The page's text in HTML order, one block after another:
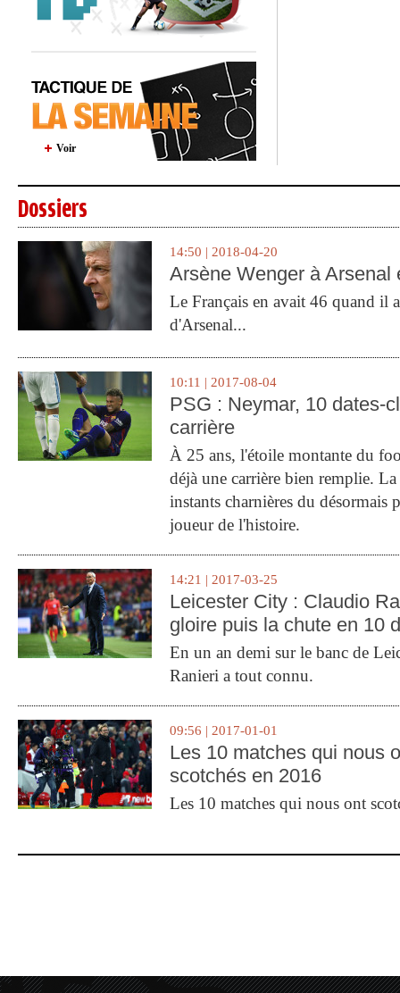
Voir
Dossiers
14:50 | 2018-04-20
Arsène Wenger à Arsenal
Le Français en avait 46 quand il
d'Arsenal...
10:11 | 2017-08-04
PSG : Neymar, 10 dates-
carrière
À 25 ans, l'étoile montante du
déjà une carrière bien remplie.
instants charnières du désormais
joueur de l'histoire.
14:21 | 2017-03-25
Leicester City : Claudio
gloire puis la chute en 10
En un an demi sur le banc de
Ranieri a tout connu.
09:56 | 2017-01-01
Les 10 matches qui nous
scotchés en 2016
Les 10 matches qui nous ont